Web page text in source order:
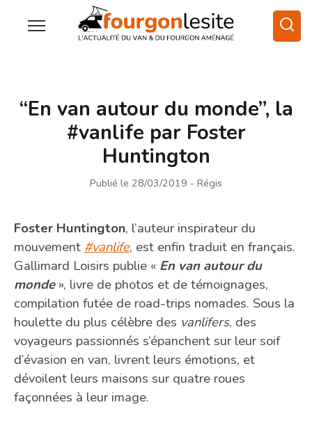
“En van autour du monde”, la
#vanlife par Foster
Huntington
Publié le 28/03/2019 - Régis
Foster Huntington, l’auteur inspirateur du
mouvement #vanlife, est enfin traduit en français.
Gallimard Loisirs publie « En van autour du
monde», livre de photos et de témoignages,
compilation futée de road-trips nomades. Sous la
houlette du plus célèbre des vanlifers, des
voyageurs passionnés s’épanchent sur leur soif
d’évasion en van, livrent leurs émotions, et
dévoilent leurs maisons sur quatre roues
façonnées à leur image.